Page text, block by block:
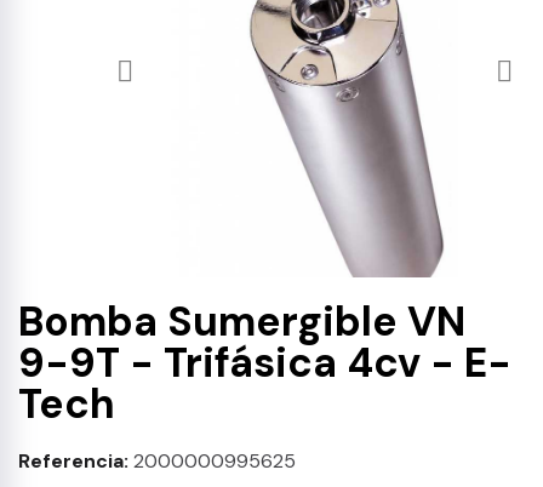
Bomba Sumergible VN
9-9T - Trifásica 4cv - E-
Tech
Referencia 2000000995625